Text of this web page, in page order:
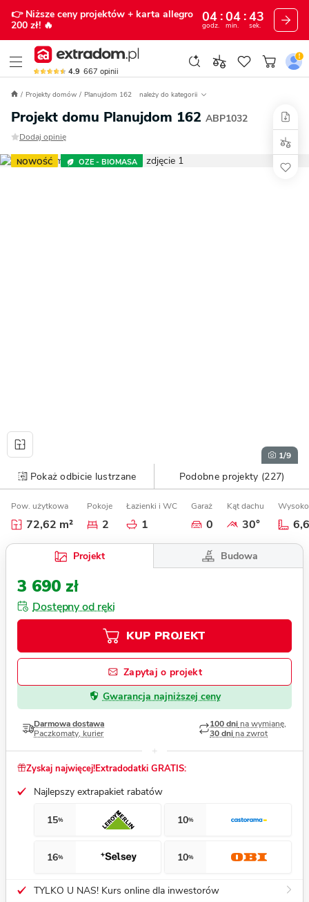
👉 Niższe ceny projektów + karta allegro
200 zł! 🔥
04
godz.
04
min.
42
sek.
4.9 667 opinii
Projekty domów Planujdom 162 należy do kategorii
Projekt domu Planujdom 162 ABP1032
Dodaj opinię
NOWOŚĆ OZE - BIOMASA
1/9
Pokaż odbicie lustrzane Podobne projekty (227)
Pow. użytkowa
72,62 m²
Pokoje
2
Łazienki i WC
1
Garaż
0
Kąt dachu
30°
Projekt Budowa
3 690 zł
Dostępny od ręki
KUP PROJEKT
Zapytaj o projekt
Gwarancja najniższej ceny
Darmowa dostawa
Paczkomaty, kurier
100 dni na wymianę,
30 dni na zwrot
Zyskaj najwięcej!Extradodatki GRATIS:
Najlepszy extrapakiet rabatów
15% 10%
16% 10%
TYLKO U NAS! Kurs online dla inwestorów